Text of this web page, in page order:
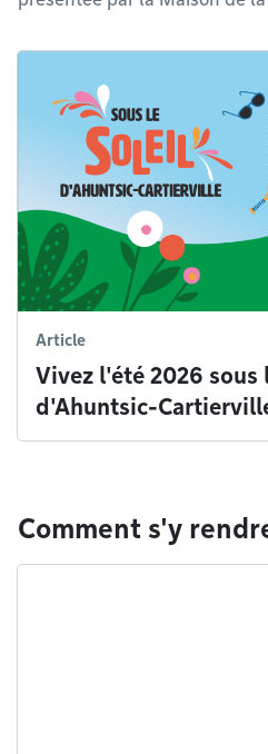
Article
Vivez l'été 2026 sous
d'Ahuntsic-
Comment s'y